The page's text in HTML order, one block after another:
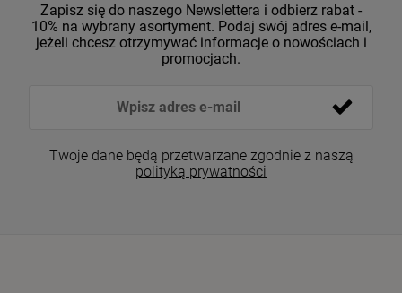
Zapisz się do naszego Newslettera i odbierz rabat -
10% na wybrany asortyment. Podaj swój adres e-mail,
jeżeli chcesz otrzymywać informacje o nowościach i
promocjach.
Twoje dane będą przetwarzane zgodnie z naszą
polityką prywatności